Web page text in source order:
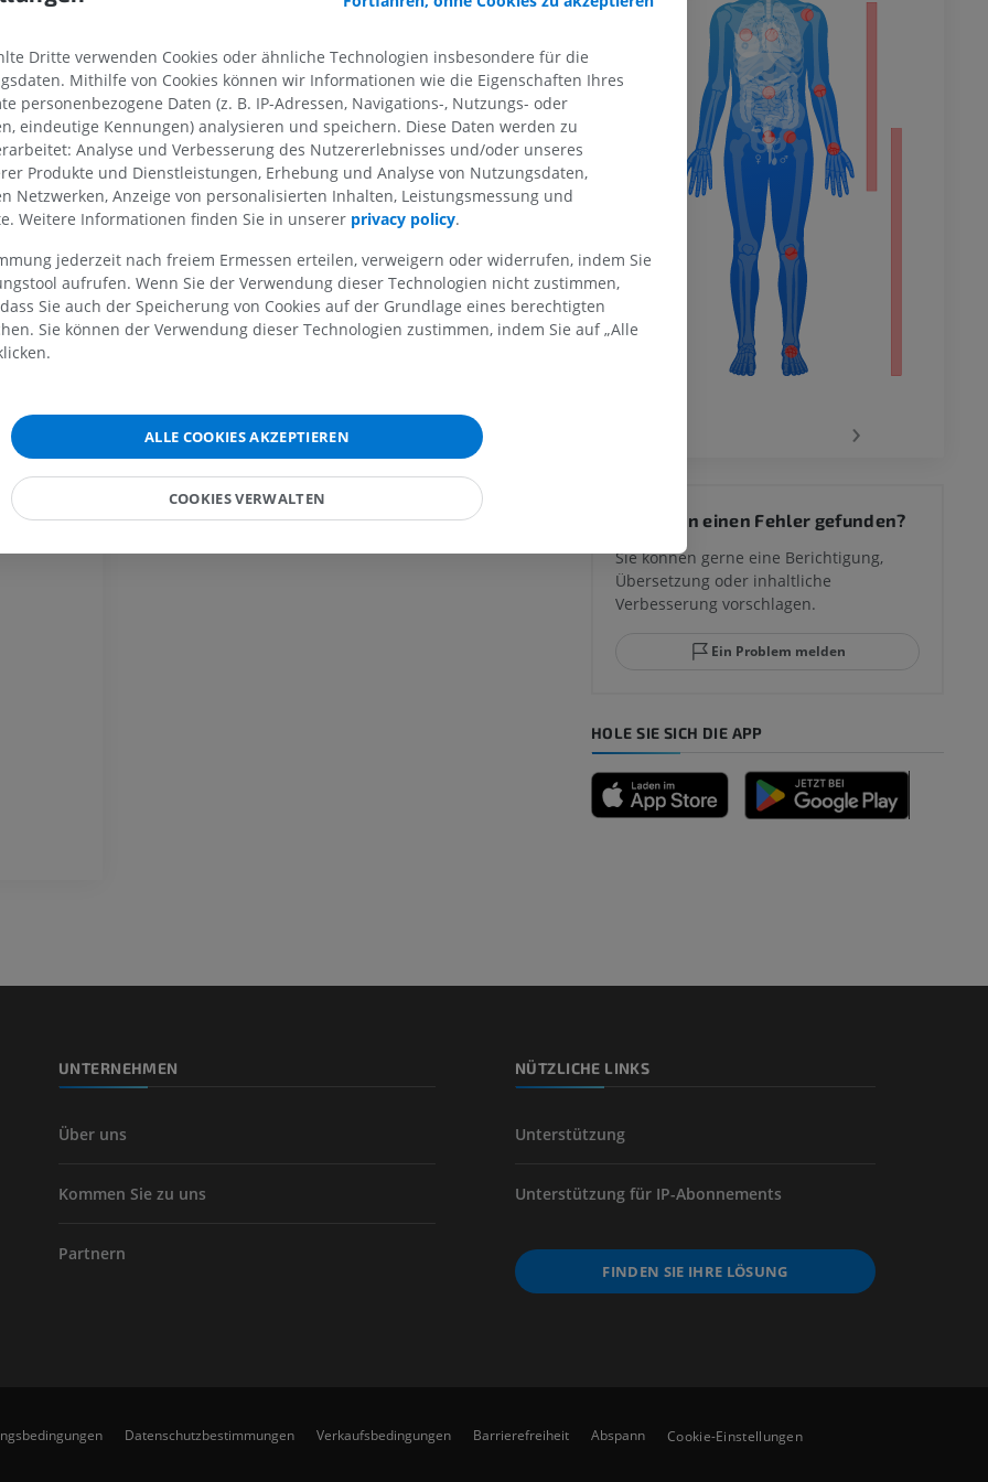
MRT der Schulter
MRT
PREMIUM
MRT des Handgelenks
MRT
PREMIUM
MRT des Ellenbogens
MRT
PREMIUM
Röntgenbilder
Röntgenaufnahme der
unteren Extremität
Röntgenbilder
KOSTENLOS
MRT der unteren Extremität
MRT
PREMIUM
Hüft-MRT
MRT
PREMIUM
CT-Arthografie des
PREMIUM
CT
Arteriografie der unteren
›
Sie haben einen Fehler gefunden?
Sie können gerne eine Berichtigung,
Übersetzung oder inhaltliche
Verbesserung vorschlagen.
Ein Problem melden
HOLE SIE SICH DIE APP
UNTERNEHMEN
Über uns
Kommen Sie zu uns
Partnern
NÜTZLICHE LINKS
Unterstützung
Unterstützung für IP-Abonnements
FINDEN SIE IHRE LÖSUNG
Datenschutzbestimmungen Verkaufsbedingungen Barrierefreiheit Abspann Cookie-Einstellungen
Dritte verwenden Cookies oder ähnliche Technologien insbesondere für die
Mithilfe von Cookies können wir Informationen wie die Eigenschaften Ihres
personenbezogene Daten (z. B. IP-Adressen, Navigations-, Nutzungs- oder
eindeutige Kennungen) analysieren und speichern. Diese Daten werden zu
Analyse und Verbesserung des Nutzererlebnisses und/oder unseres
Produkte und Dienstleistungen, Erhebung und Analyse von Nutzungsdaten,
Netzwerken, Anzeige von personalisierten Inhalten, Leistungsmessung und
Weitere Informationen finden Sie in unserer privacy policy.
jederzeit nach freiem Ermessen erteilen, verweigern oder widerrufen, indem Sie
aufrufen. Wenn Sie der Verwendung dieser Technologien nicht zustimmen,
Sie auch der Speicherung von Cookies auf der Grundlage eines berechtigten
Sie können der Verwendung dieser Technologien zustimmen, indem Sie auf „Alle
ALLE COOKIES AKZEPTIEREN
COOKIES VERWALTEN